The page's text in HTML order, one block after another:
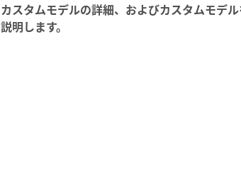
カスタムモデルの詳細、およびカスタムモデ
説明します。